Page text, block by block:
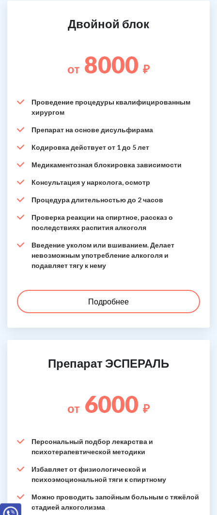
Двойной блок
от 8000 ₽
Проведение процедуры квалифицированным
хирургом
Препарат на основе дисульфирама
Кодировка действует от 1 до 5 лет
Медикаментозная блокировка зависимости
Консультация у нарколога, осмотр
Процедура длительностью до 2 часов
Проверка реакции на спиртное, рассказ о
последствиях распития алкоголя
Введение уколом или вшиванием. Делает
невозможным употребление алкоголя и
подавляет тягу к нему
Подробнее
Препарат ЭСПЕРАЛЬ
от 6000 ₽
Персональный подбор лекарства и
психотерапевтической методики
Избавляет от физиологической и
психоэмоциональной тяги к спиртному
Можно проводить запойным больным с тяжёлой
стадией алкоголизма